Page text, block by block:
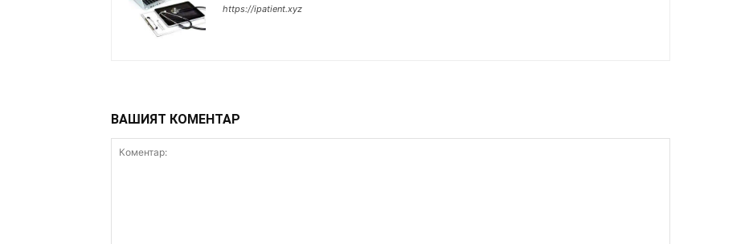
https://ipatient.xyz
ВАШИЯТ КОМЕНТАР